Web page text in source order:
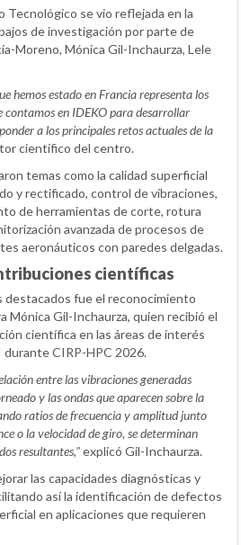
Tecnológico se vio reflejada en la
de investigación por parte de
Moreno, Mónica Gil-Inchaurza, Lele
hemos estado en Francia representa los
contamos en IDEKO para desarrollar
a los principales retos actuales de la
científico del centro.
temas como la calidad superficial
y rectificado, control de vibraciones,
de herramientas de corte, rotura
avanzada de procesos de
aeronáuticos con paredes delgadas.
científicas
destacados fue el reconocimiento
Mónica Gil-Inchaurza, quien recibió el
científica en las áreas de interés
CIRP-HPC 2026.
entre las vibraciones generadas
y las ondas que aparecen sobre la
ratios de frecuencia y amplitud junto
o la velocidad de giro, se determinan
resultantes,"explicó Gil-Inchaurza.
las capacidades diagnósticas y
así la identificación de defectos
en aplicaciones que requieren